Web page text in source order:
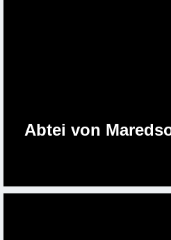
Abtei von